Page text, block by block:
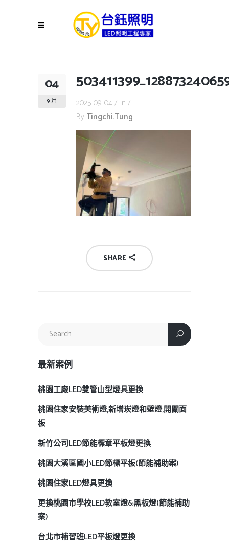
04
9 月 2025-09-04
In
By Tingchi.tung
SHARE
最新案例
桃園工廠LED雙管山型燈具更換
桃園住家安裝美術燈,新增崁燈和壁燈,開關面
板
新竹公司LED節能標章平板燈更換
桃園大溪區國小LED節標平板(節能補助案)
桃園住家LED燈具更換
更換桃園市學校LED教室燈&黑板燈(節能補助
案)
台北市補習班LED平板燈更換